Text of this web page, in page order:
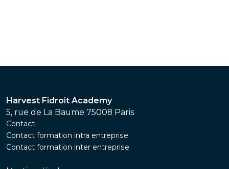
Harvest Fidroit Academy
5, rue de La Baume 75008 Paris
Contact
Contact formation intra entreprise
Contact formation inter entreprise